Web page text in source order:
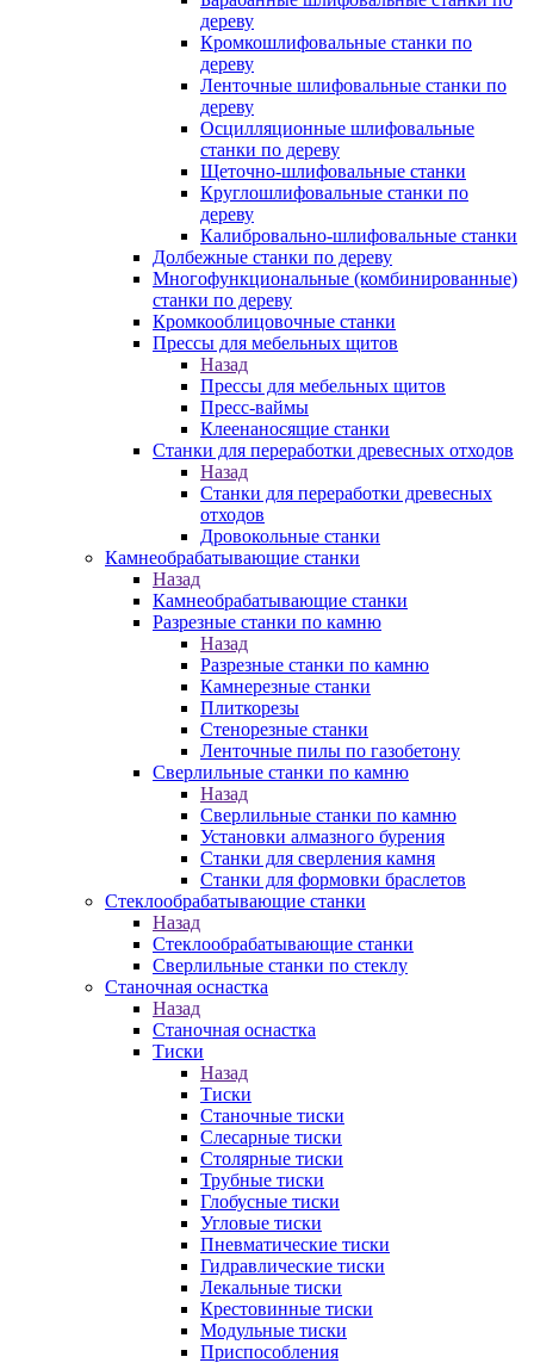
дереву
Кромкошлифовальные станки по
дереву
Ленточные шлифовальные станки по
дереву
Осцилляционные шлифовальные
станки по дереву
Щеточно-шлифовальные станки
Круглошлифовальные станки по
дереву
Калибровально-шлифовальные станки
Долбежные станки по дереву
Многофункциональные (комбинированные)
станки по дереву
Кромкооблицовочные станки
Прессы для мебельных щитов
Назад
Прессы для мебельных щитов
Пресс-ваймы
Клеенаносящие станки
Станки для переработки древесных отходов
Назад
Станки для переработки древесных
отходов
Дровокольные станки
Камнеобрабатывающие станки
Назад
Камнеобрабатывающие станки
Разрезные станки по камню
Назад
Разрезные станки по камню
Камнерезные станки
Плиткорезы
Стенорезные станки
Ленточные пилы по газобетону
Сверлильные станки по камню
Назад
Сверлильные станки по камню
Установки алмазного бурения
Станки для сверления камня
Станки для формовки браслетов
Стеклообрабатывающие станки
Назад
Стеклообрабатывающие станки
Сверлильные станки по стеклу
Станочная оснастка
Назад
Станочная оснастка
Тиски
Назад
Тиски
Станочные тиски
Слесарные тиски
Столярные тиски
Трубные тиски
Глобусные тиски
Угловые тиски
Пневматические тиски
Гидравлические тиски
Лекальные тиски
Крестовинные тиски
Модульные тиски
Приспособления